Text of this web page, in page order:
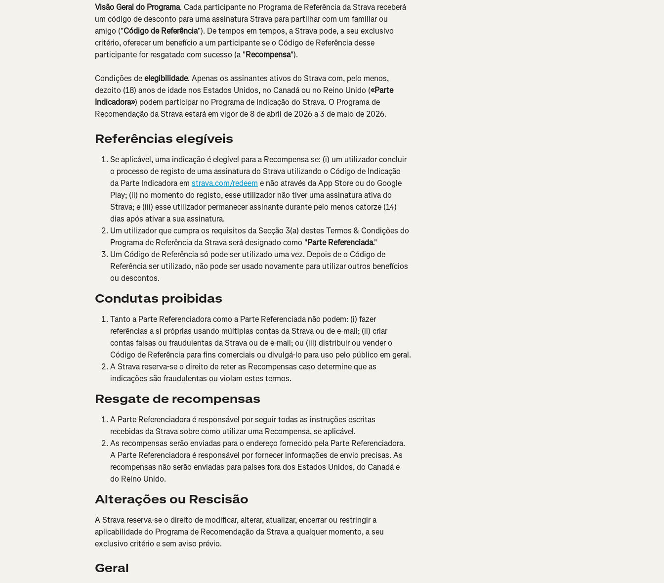
Visão Geral do Programa. Cada participante no Programa de Referência da Strava receberá
um código de desconto para uma assinatura Strava para partilhar com um familiar ou
amigo ("Código de Referência"). De tempos em tempos, a Strava pode, a seu exclusivo
critério, oferecer um benefício a um participante se o Código de Referência desse
participante for resgatado com sucesso (a "Recompensa").
Condições de elegibilidade. Apenas os assinantes ativos do Strava com, pelo menos,
dezoito (18) anos de idade nos Estados Unidos, no Canadá ou no Reino Unido («Parte
Indicadora») podem participar no Programa de Indicação do Strava. O Programa de
Recomendação da Strava estará em vigor de 8 de abril de 2026 a 3 de maio de 2026.
Referências elegíveis
Se aplicável, uma indicação é elegível para a Recompensa se: (i) um utilizador concluir
o processo de registo de uma assinatura do Strava utilizando o Código de Indicação
da Parte Indicadoraem strava.com/redeem e não através da App Store ou do Google
Play; (ii) no momento do registo, esse utilizador não tiver uma assinatura ativa do
Strava; e (iii) esse utilizador permanecer assinante durante pelo menos catorze (14)
dias após ativar a sua assinatura.
Um utilizador que cumpra os requisitos da Secção 3(a) destes Termos & Condições do
Programa de Referência da Strava será designado como "Parte Referenciada."
Um Código de Referência só pode ser utilizado uma vez. Depois de o Código de
Referência ser utilizado, não pode ser usado novamente para utilizar outros benefícios
ou descontos.
Condutas proibidas
Tanto a Parte Referenciadora como a Parte Referenciada não podem: (i) fazer
referências a si próprias usando múltiplas contas da Strava ou de e-mail; (ii) criar
contas falsas ou fraudulentas da Strava ou de e-mail; ou (iii) distribuir ou vender o
Código de Referência para fins comerciais ou divulgá-lo para uso pelo público em geral.
A Strava reserva-se o direito de reter as Recompensas caso determine que as
indicações são fraudulentas ou violam estes termos.
Resgate de recompensas
A Parte Referenciadora é responsável por seguir todas as instruções escritas
recebidas da Strava sobre como utilizar uma Recompensa, se aplicável.
As recompensas serão enviadas para o endereço fornecido pela Parte Referenciadora.
A Parte Referenciadora é responsável por fornecer informações de envio precisas. As
recompensas não serão enviadas para países fora dos Estados Unidos, do Canadá e
do Reino Unido.
Alterações ou Rescisão
A Strava reserva-se o direito de modificar, alterar, atualizar, encerrar ou restringir a
aplicabilidade do Programa de Recomendação da Strava a qualquer momento, a seu
exclusivo critério e sem aviso prévio.
Geral